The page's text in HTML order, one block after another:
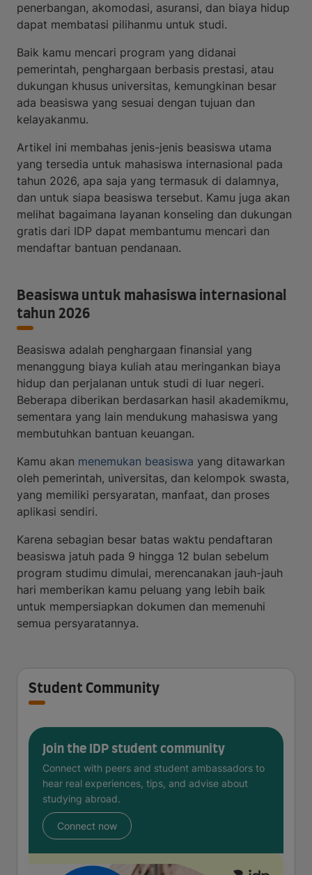
penerbangan, akomodasi, asuransi, dan biaya hidup
dapat membatasi pilihanmu untuk studi.
Baik kamu mencari program yang didanai
pemerintah, penghargaan berbasis prestasi, atau
dukungan khusus universitas, kemungkinan besar
ada beasiswa yang sesuai dengan tujuan dan
kelayakanmu.
Artikel ini membahas jenis-jenis beasiswa utama
yang tersedia untuk mahasiswa internasional pada
tahun 2026, apa saja yang termasuk di dalamnya,
dan untuk siapa beasiswa tersebut. Kamu juga akan
melihat bagaimana layanan konseling dan dukungan
gratis dari IDP dapat membantumu mencari dan
mendaftar bantuan pendanaan.
Beasiswa untuk mahasiswa internasional
tahun 2026
Beasiswa adalah penghargaan finansial yang
menanggung biaya kuliah atau meringankan biaya
hidup dan perjalanan untuk studi di luar negeri.
Beberapa diberikan berdasarkan hasil akademikmu,
sementara yang lain mendukung mahasiswa yang
membutuhkan bantuan keuangan.
Kamu akan menemukan beasiswa yang ditawarkan
oleh pemerintah, universitas, dan kelompok swasta,
yang memiliki persyaratan, manfaat, dan proses
aplikasi sendiri.
Karena sebagian besar batas waktu pendaftaran
beasiswa jatuh pada 9 hingga 12 bulan sebelum
program studimu dimulai, merencanakan jauh-jauh
hari memberikan kamu peluang yang lebih baik
untuk mempersiapkan dokumen dan memenuhi
semua persyaratannya.
Student Community
Join the IDP student community
Connect with peers and student ambassadors to
hear real experiences, tips, and advise about
studying abroad.
Connect now